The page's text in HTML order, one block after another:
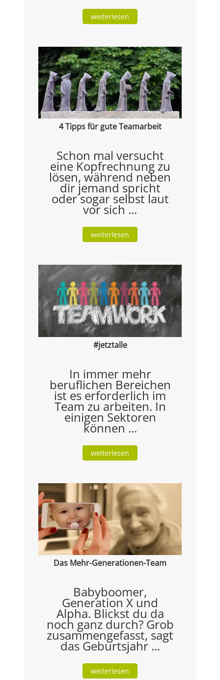
weiterlesen
4 Tipps für gute Teamarbeit
Schon mal versucht
eine Kopfrechnung zu
lösen, während neben
dir jemand spricht
oder sogar selbst laut
vor sich ...
weiterlesen
#jetztalle
In immer mehr
beruflichen Bereichen
ist es erforderlich im
Team zu arbeiten. In
einigen Sektoren
können ...
weiterlesen
Das Mehr-Generationen-Team
Babyboomer,
Generation X und
Alpha. Blickst du da
noch ganz durch? Grob
zusammengefasst, sagt
das Geburtsjahr ...
weiterlesen